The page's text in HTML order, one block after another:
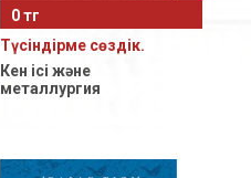
0 тг
Түсiндiрме сөздiк.
Кен iсi және
металлургия